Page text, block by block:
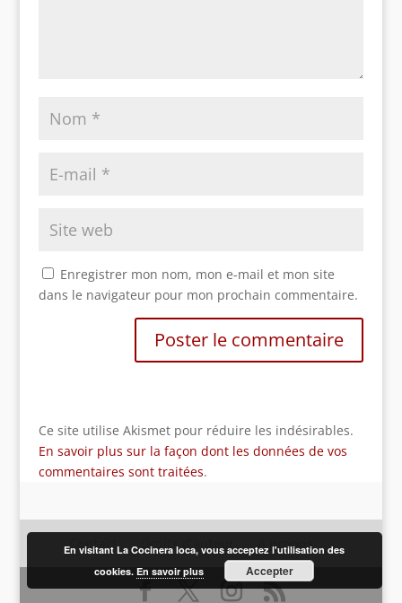
Enregistrer mon nom, mon e-mail et mon site
dans le navigateur pour mon prochain commentaire.
Ce site utilise Akismet pour réduire les indésirables.
En savoir plus sur la façon dont les données de vos
commentaires sont traitées.
Contact Droits d’auteur A propos
En visitant La Cocinera loca, vous acceptez l'utilisation des
cookies.En savoir plus Accepter